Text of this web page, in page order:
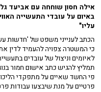
אילה חסון שוחחה עם אביעד
באיום על עובדי התעשייה
עליו"
הכתב לענייני משפט של 'חדשות
כי המשטרה צפויה להעמיד לדין
לאיומים וניצול של עובדים
תמליץ להגיש כתב אישום חמור
פי החשד שאיים על מתפקדי
פרטיים על מנת שיבצעו עבודות